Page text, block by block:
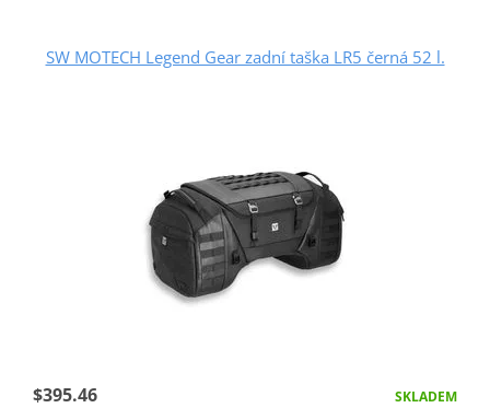
SW MOTECH Legend Gear zadní taška LR5 černá 52 l.
$395.46 SKLADEM